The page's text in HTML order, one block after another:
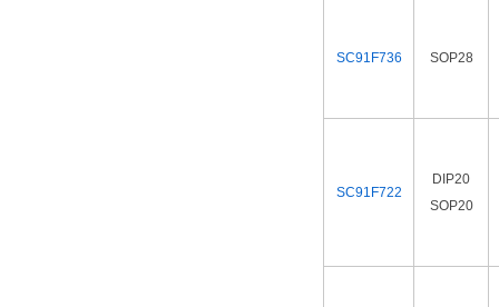
SC91F736 SOP28
SC91F722
DIP20
SOP20